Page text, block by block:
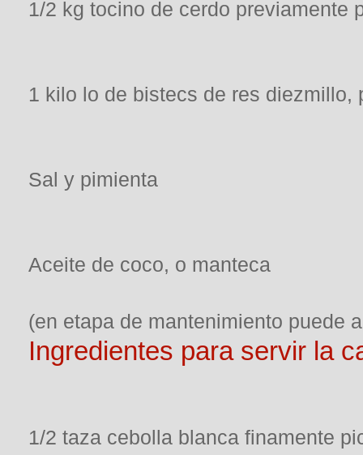
1/2 kg tocino de cerdo previamente
1 kilo lo de bistecs de res
Sal y pimienta
Aceite de coco, o manteca
(en etapa de mantenimiento puede
Ingredientes para servir la
1/2 taza cebolla blanca finamente